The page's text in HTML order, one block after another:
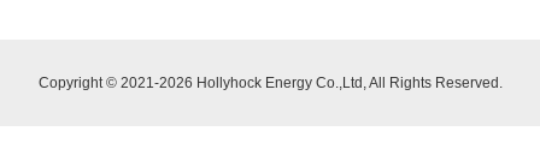
Copyright © 2021-2026 Hollyhock Energy Co.,Ltd, All Rights Reserved.